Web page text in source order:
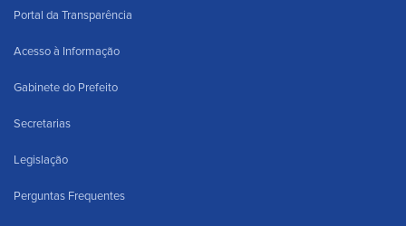
Portal da Transparência
Acesso à Informação
Gabinete do Prefeito
Secretarias
Legislação
Perguntas Frequentes